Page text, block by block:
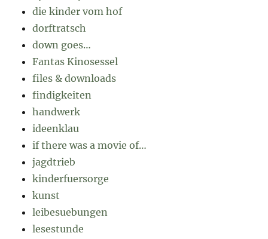
die kinder vom hof
dorftratsch
down goes…
Fantas Kinosessel
files & downloads
findigkeiten
handwerk
ideenklau
if there was a movie of…
jagdtrieb
kinderfuersorge
kunst
leibesuebungen
lesestunde